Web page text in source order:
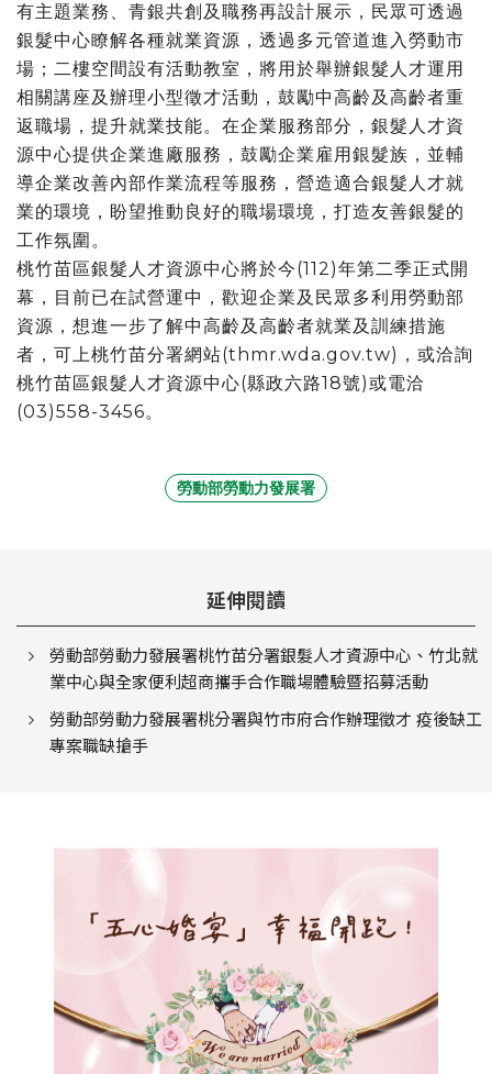
有主題業務、青銀共創及職務再設計展示，民眾可透過
銀髮中心瞭解各種就業資源，透過多元管道進入勞動市
場；二樓空間設有活動教室，將用於舉辦銀髮人才運用
相關講座及辦理小型徵才活動，鼓勵中高齡及高齡者重
返職場，提升就業技能。在企業服務部分，銀髮人才資
源中心提供企業進廠服務，鼓勵企業雇用銀髮族，並輔
導企業改善內部作業流程等服務，營造適合銀髮人才就
業的環境，盼望推動良好的職場環境，打造友善銀髮的
工作氛圍。
桃竹苗區銀髮人才資源中心將於今(112)年第二季正式開
幕，目前已在試營運中，歡迎企業及民眾多利用勞動部
資源，想進一步了解中高齡及高齡者就業及訓練措施
者，可上桃竹苗分署網站(thmr.wda.gov.tw)，或洽詢
桃竹苗區銀髮人才資源中心(縣政六路18號)或電洽
(03)558-3456。
勞動部勞動力發展署
延伸閱讀
勞動部勞動力發展署桃竹苗分署銀髮人才資源中心、竹北就
業中心與全家便利超商攜手合作職場體驗暨招募活動
勞動部勞動力發展署桃分署與竹市府合作辦理徵才 疫後缺工
專案職缺搶手